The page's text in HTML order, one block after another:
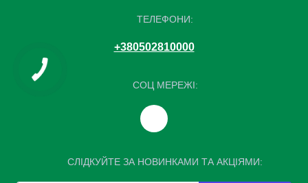
ТЕЛЕФОНИ:
+380502810000
СОЦ МЕРЕЖІ:
СЛІДКУЙТЕ ЗА НОВИНКАМИ ТА АКЦІЯМИ: